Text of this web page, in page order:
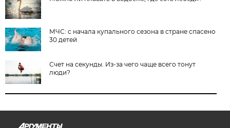
МЧС: с начала купального сезона в стране спасено
30 детей
Счет на секунды. Из-за чего чаще всего тонут
люди?